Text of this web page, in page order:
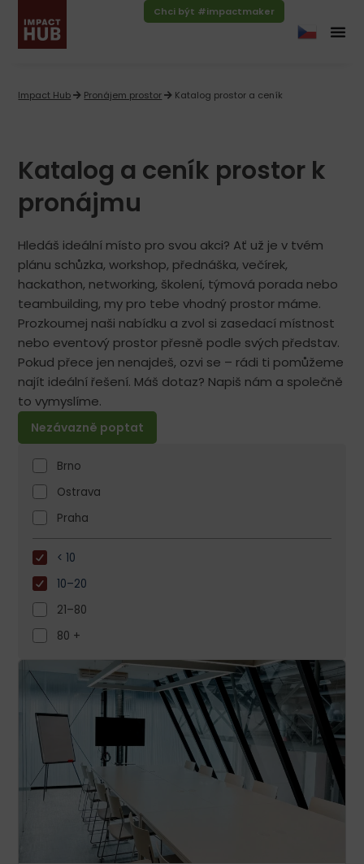
Chci být #impactmaker
Impact Hub Pronájem prostor Katalog prostor a ceník
Katalog a ceník prostor k
pronájmu​​
Hledáš ideální místo pro svou akci? Ať už je v tvém
plánu schůzka, workshop, přednáška, večírek,
hackathon, networking, školení, týmová porada nebo
teambuilding, my pro tebe vhodný prostor máme.
Prozkoumej naši nabídku a zvol si zasedací místnost
nebo eventový prostor přesně podle svých představ.
Pokud přece jen nenajdeš, ozvi se – rádi ti pomůžeme
najít ideální řešení. Máš dotaz? Napiš nám a společně
to vymyslíme.
Nezávazně poptat
Brno
Ostrava
Praha
< 10
10–20
21–80
80 +